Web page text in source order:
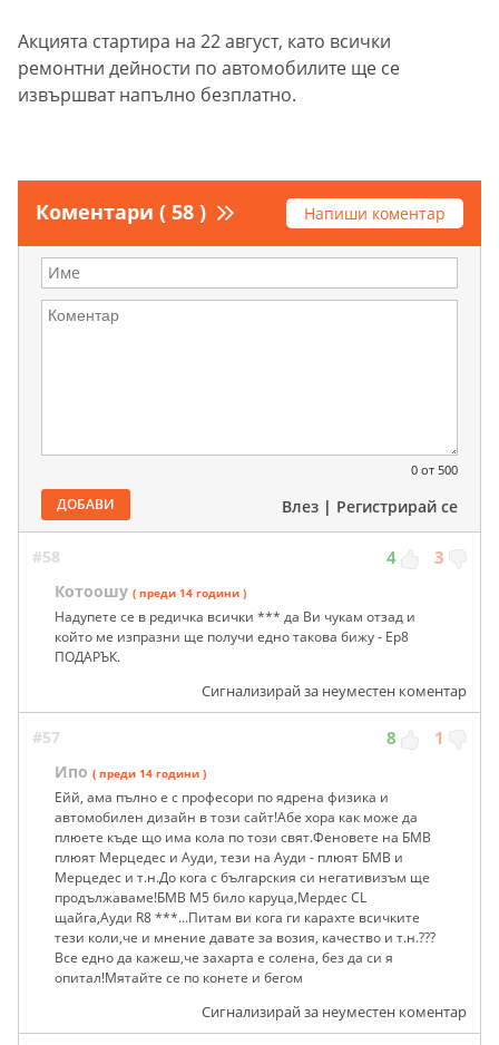
Акцията стартира на 22 август, като всички
ремонтни дейности по автомобилите ще се
извършват напълно безплатно.
Коментари ( 58 ) Напиши коментар
0 от 500
ДОБАВИ Влез | Регистрирай се
#58 4 3
Котоошу ( преди 14 години )
Надупете се в редичка всички *** да Ви чукам отзад и
който ме изпразни ще получи едно такова бижу - Ер8
ПОДАРЪК.
Сигнализирай за неуместен коментар
#57 8 1
Ипо ( преди 14 години )
Ейй, ама пълно е с професори по ядрена физика и
автомобилен дизайн в този сайт!Абе хора как може да
плюете къде що има кола по този свят.Феновете на БМВ
плюят Мерцедес и Ауди, тези на Ауди - плюят БМВ и
Мерцедес и т.н.До кога с българския си негативизъм ще
продължаваме!БМВ М5 било каруца,Мердес CL
щайга,Ауди R8 ***...Питам ви кога ги карахте всичките
тези коли,че и мнение давате за возия, качество и т.н.???
Все едно да кажеш,че захарта е солена, без да си я
опитал!Мятайте се по конете и бегом
Сигнализирай за неуместен коментар